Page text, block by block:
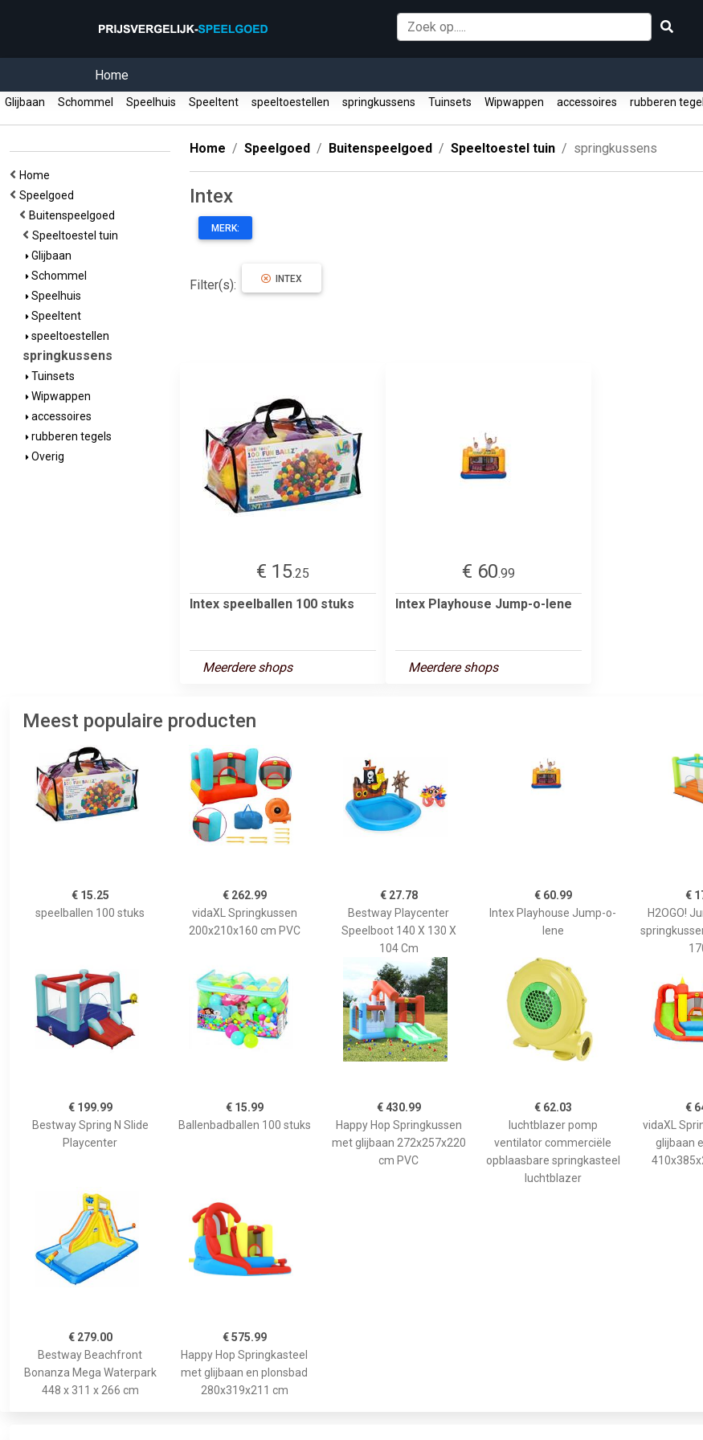
Home
Glijbaan Schommel Speelhuis Speeltent speeltoestellen springkussens Tuinsets Wipwappen accessoires rubberen
Home
Speelgoed
Buitenspeelgoed
Speeltoestel tuin
Glijbaan
Schommel
Speelhuis
Speeltent
speeltoestellen
springkussens
Tuinsets
Wipwappen
accessoires
rubberen tegels
Overig
Home Speelgoed Buitenspeelgoed Speeltoestel tuin springkussens
Intex
MERK:
Filter(s): INTEX
€ 15.25
Intex speelballen 100 stuks
Meerdere shops
€ 60.99
Intex Playhouse Jump-o-lene
Meerdere shops
Meest populaire producten
€ 15.25
speelballen 100 stuks
€ 262.99
vidaXL Springkussen
200x210x160 cm PVC
€ 27.78
Bestway Playcenter
Speelboot 140 X 130 X
104 Cm
€ 60.99
Intex Playhouse Jump-o-
lene
€
H2OGO!
€ 199.99
Bestway Spring N Slide
Playcenter
€ 15.99
Ballenbadballen 100 stuks
€ 430.99
Happy Hop Springkussen
met glijbaan 272x257x220
cm PVC
€ 62.03
luchtblazer pomp
ventilator commerciële
opblaasbare springkasteel
luchtblazer
€
vidaXL
glijbaan
€ 279.00
Bestway Beachfront
Bonanza Mega Waterpark
448 x 311 x 266 cm
€ 575.99
Happy Hop Springkasteel
met glijbaan en plonsbad
280x319x211 cm